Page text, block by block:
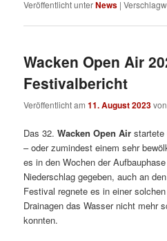
Veröffentlicht unterNews |
Wacken Open Air
Festivalbericht
Veröffentlicht am11. August 2023
Das 32.Wacken Open Air startete
– oder zumindest einem sehr
es in den Wochen der
Niederschlag gegeben, auch an
Festival regnete es in einer
Drainagen das Wasser nicht mehr
konnten.